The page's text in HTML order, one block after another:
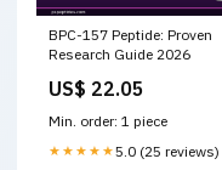
BPC-157 Peptide: Proven
Research Guide 2026
US$ 22.05
Min. order: 1 piece
★★★★★5.0 (25 reviews)